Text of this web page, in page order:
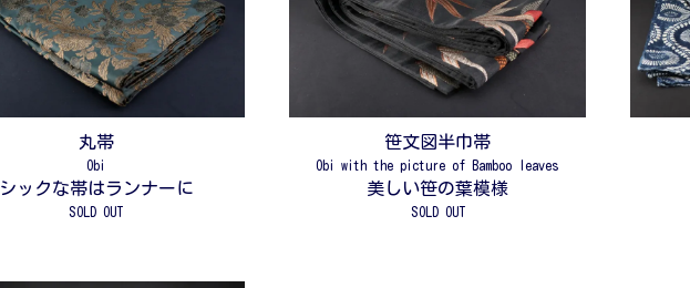
丸帯
Obi
シックな帯はランナーに
SOLD OUT
笹文図半巾帯
Obi with the picture of Bamboo leaves
美しい笹の葉模様
SOLD OUT